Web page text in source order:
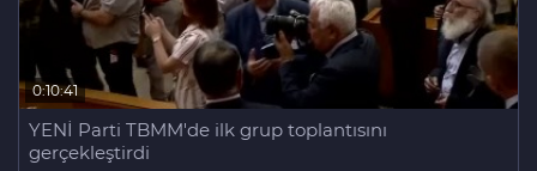
0:10:41
YENİ Parti TBMM'de ilk grup toplantısını
gerçekleştirdi